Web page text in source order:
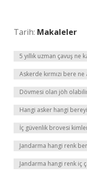
Tarih: Makaleler
5 yıllık uzman çavuş ne
Askerde kırmızı bere
Dövmesi olan jöh
Hangi asker hangi
İç güvenlik brovesi
Jandarma hangi renk
Jandarma hangi renk iç